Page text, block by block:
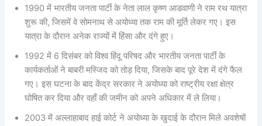
1990 में भारतीय जनता पार्टी के नेता लाल कृष्ण आडवाणी ने राम रथ यात्रा
शुरू की, जिसमें वे सोमनाथ से अयोध्या तक राम की मूर्ति लेकर गए। इस
यात्रा के दौरान अनेक राज्यों में हिंसा और दंगे हुए।
1992 में 6 दिसंबर को विश्व हिंदू परिषद और भारतीय जनता पार्टी के
कार्यकर्ताओं ने बाबरी मस्जिद को तोड़ दिया, जिसके बाद पूरे देश में दंगे फैल
गए। इस घटना के बाद केंद्र सरकार ने अयोध्या को राष्ट्रीय रक्षा क्षेत्र
घोषित कर दिया और वहाँ की जमीन को अपने अधिकार में ले लिया।
2003 में अल्लाहाबाद हाई कोर्ट ने अयोध्या के खुदाई के दौरान मिले अवशेषों